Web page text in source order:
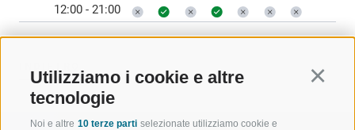
Utilizziamo i cookie e altre
tecnologie
Noi e altre 10 terze parti selezionate utilizziamo cookie e
12:00 - 21:00